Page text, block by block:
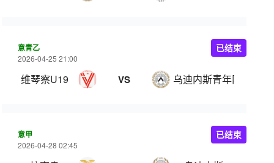
意青乙
2026-04-25 21:00
维琴察U19 VS 乌迪内斯青年队
已结束
意甲
2026-04-28 02:45
已结束